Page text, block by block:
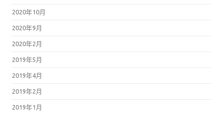
2020年10月
2020年9月
2020年2月
2019年5月
2019年4月
2019年2月
2019年1月